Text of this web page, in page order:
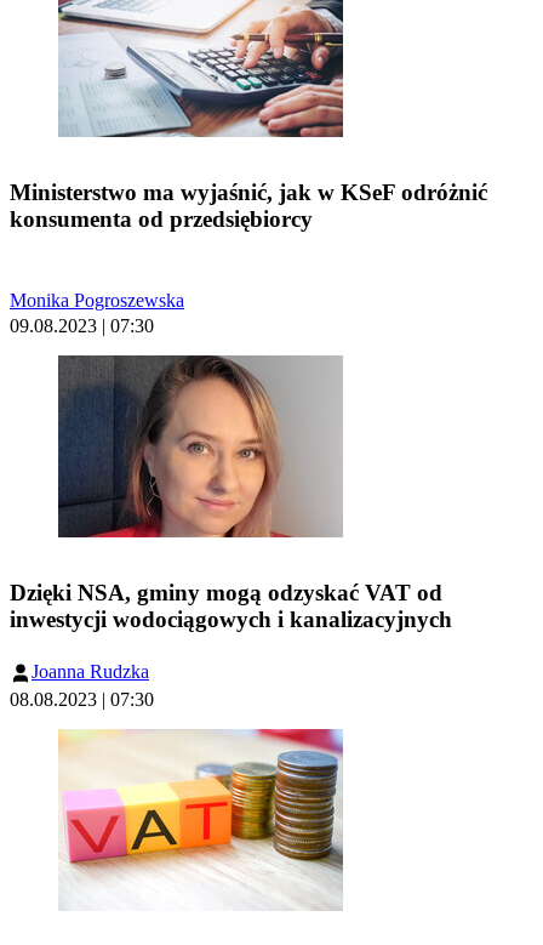
Ministerstwo ma wyjaśnić, jak w KSeF odróżnić
konsumenta od przedsiębiorcy
Monika Pogroszewska
09.08.2023 | 07:30
Dzięki NSA, gminy mogą odzyskać VAT od
inwestycji wodociągowych i kanalizacyjnych
Joanna Rudzka
08.08.2023 | 07:30